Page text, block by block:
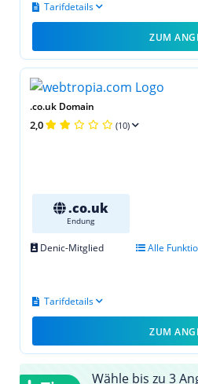
Tarifdetails
ZUM
.co.uk Domain
2,0 (10)
.co.uk
Endung
Denic-Mitglied Alle
Tarifdetails
ZUM
Wähle bis zu 3